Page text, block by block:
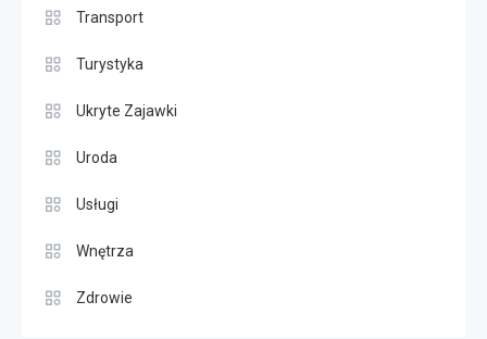
Transport
Turystyka
Ukryte Zajawki
Uroda
Usługi
Wnętrza
Zdrowie